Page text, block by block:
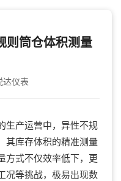
则筒仓体积测量
达仪表
产运营中，异性不规
其库存体积的精准测量
方式不仅效率低下，更
况等挑战，极易出现数